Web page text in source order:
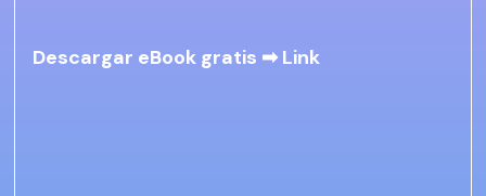
Descargar eBook gratis ➡ Link